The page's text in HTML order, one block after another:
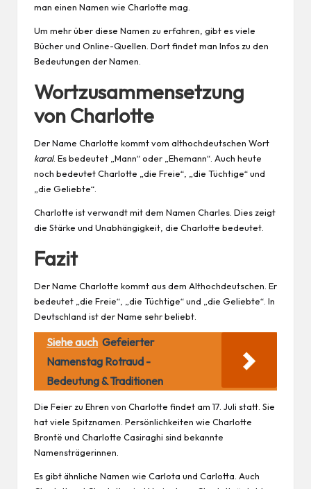
man einen Namen wie Charlotte mag.
Um mehr über diese Namen zu erfahren, gibt es viele
Bücher und Online-Quellen. Dort findet man Infos zu den
Bedeutungen der Namen.
Wortzusammensetzung
von Charlotte
Der Name Charlotte kommt vom althochdeutschen Wort
karal. Es bedeutet „Mann“ oder „Ehemann“. Auch heute
noch bedeutet Charlotte „die Freie“, „die Tüchtige“ und
„die Geliebte“.
Charlotte ist verwandt mit dem Namen Charles. Dies zeigt
die Stärke und Unabhängigkeit, die Charlotte bedeutet.
Fazit
Der Name Charlotte kommt aus dem Althochdeutschen. Er
bedeutet „die Freie“, „die Tüchtige“ und „die Geliebte“. In
Deutschland ist der Name sehr beliebt.
Siehe auch Gefeierter
Namenstag Rotraud -
Bedeutung & Traditionen
Die Feierzu Ehren von Charlotte findet am 17. Juli statt. Sie
hat viele Spitznamen. Persönlichkeiten wie Charlotte
Brontë und Charlotte Casiraghi sind bekannte
Namensträgerinnen.
Es gibt ähnliche Namen wie Carlota und Carlotta. Auch